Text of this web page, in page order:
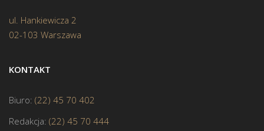
ul. Hankiewicza 2
02-103 Warszawa
KONTAKT
Biuro: (22) 45 70 402
Redakcja: (22) 45 70 444